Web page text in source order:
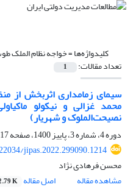
کلیدواژه‌ها =خواجه نظام الملک
تعداد مقالات: 1
سیمای زمامداری اثربخش از
محمد غزالی و نیکولو
نصیحت‌الملوک و شهریار)
دوره 4، شماره 3، پاییز 1400، صفحه
136
jipas.2022.299090.1214
محسن فرهادی نژاد
مشاهده مقاله
اصل مقاله K